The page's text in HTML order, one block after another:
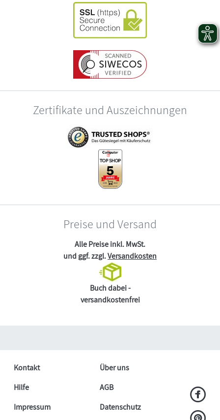
Zertifikate und Auszeichnungen
Preise und Versand
Alle Preise inkl. MwSt.
und ggf. zzgl.Versandkosten
Buch dabei -
versandkostenfrei
Kontakt
Über uns
Hilfe
AGB
Impressum
Datenschutz